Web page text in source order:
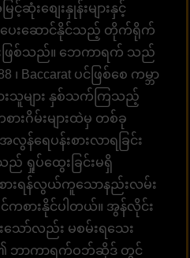
ဆုံးစျေးနှုန်းများနှင့်
ပေးဆောင်နိုင်သည့် တိုက်ရိုက်
ြစ်သည်။ ဘေကာရက် သည်
၊ Baccarat ပင်ဖြစ်စေ ကမ္ဘာ
းသူများ နှစ်သက်ကြသည့်
ားဂိမ်းများထဲမှ တစ်ခု
န်ရေပန်းစားလာရခြင်း
ည် ရှုပ်ထွေးခြင်းမရှိ
ားရန်လွယ်ကူသောနည်းလမ်း
ကစားနိုင်ပါတယ်။ အွန်လိုင်း
ော်လည်း မစမ်းရသေး
ဘာကာရက်ဝဘ်ဆိုဒ် တွင်